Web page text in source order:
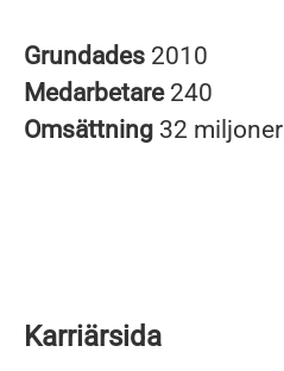
Grundades 2010
Medarbetare 240
Omsättning 32 miljoner
Karriärsida